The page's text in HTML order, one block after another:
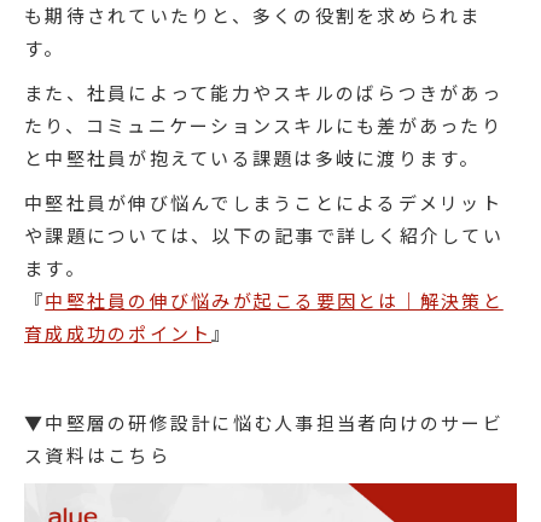
も期待されていたりと、多くの役割を求められま
す。
また、社員によって能力やスキルのばらつきがあっ
たり、コミュニケーションスキルにも差があったり
と中堅社員が抱えている課題は多岐に渡ります。
中堅社員が伸び悩んでしまうことによるデメリット
や課題については、以下の記事で詳しく紹介してい
ます。
『中堅社員の伸び悩みが起こる要因とは｜解決策と
育成成功のポイント 』
▼中堅層の研修設計に悩む人事担当者向けのサービ
ス資料はこちら